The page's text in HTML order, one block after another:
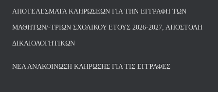
ΑΠΟΤΕΛΈΣΜΑΤΑ ΚΛΗΡΏΣΕΩΝ ΓΙΑ ΤΗΝ ΕΓΓΡΑΦΉ ΤΩΝ
ΜΑΘΗΤΏΝ/-ΤΡΙΏΝ ΣΧΟΛΙΚΟΎ ΈΤΟΥΣ 2026-2027, ΑΠΟΣΤΟΛΉ
ΔΙΚΑΙΟΛΟΓΗΤΙΚΏΝ
ΝΕΑ ΑΝΑΚΟΙΝΩΣΗ ΚΛΗΡΩΣΗΣ ΓΙΑ ΤΙΣ ΕΓΓΡΑΦΕΣ